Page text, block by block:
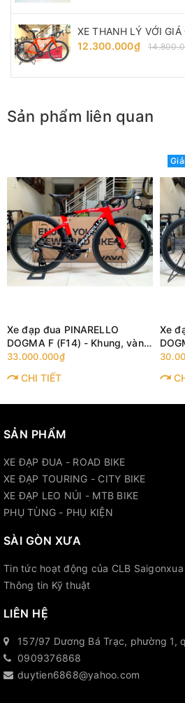
12.300.000₫
Sản phẩm liên quan
Xe đạp đua PINARELLO
DOGMA F (F14) - Khung, vành
Full Carbon, Full group
Shimano 105 R7120 thắng đĩa
dầu. Màu Đen/Đỏ
33.000.000₫
CHI TIẾT
Xe
105
SẢN PHẨM
XE ĐẠP ĐUA - ROAD BIKE
XE ĐẠP TOURING - CITY BIKE
XE ĐẠP LEO NÚI - MTB BIKE
PHỤ TÙNG - PHỤ KIỆN
SÀI GÒN XƯA
Tin tức hoạt động của CLB Saigonxua
Thông tin Kỹ thuật
LIÊN HỆ
157/97 Dương Bá Trạc, phường 1,
0909376868
duytien6868@yahoo.com